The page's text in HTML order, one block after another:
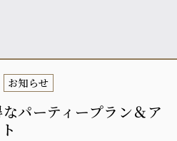
パーティープラン＆ア
お知らせ